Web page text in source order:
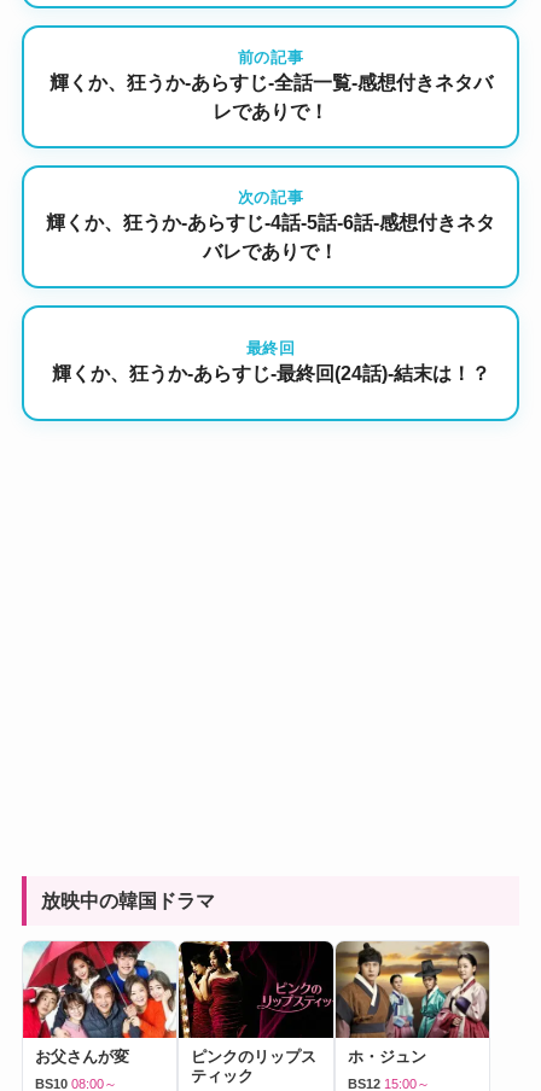
前の記事
輝くか、狂うか-あらすじ-全話一覧-感想付きネタバ
レでありで！
次の記事
輝くか、狂うか-あらすじ-4話-5話-6話-感想付きネタ
バレでありで！
最終回
輝くか、狂うか-あらすじ-最終回(24話)-結末は！？
放映中の韓国ドラマ
お父さんが変
BS10 08:00～
ピンクのリップス
ティック
ホ・ジュン
BS12 15:00～